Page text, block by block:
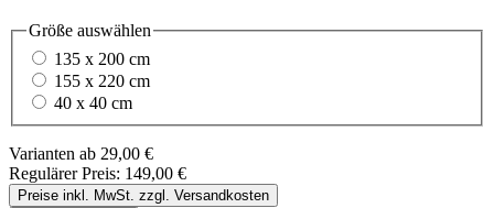
Größe auswählen
135 x 200 cm
155 x 220 cm
40 x 40 cm
Varianten ab 29,00 €
Regulärer Preis: 149,00 €
Preise inkl. MwSt. zzgl. Versandkosten